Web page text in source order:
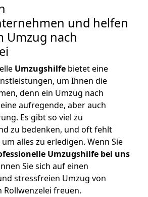
und helfen
Umzug nach
Umzugshilfe bietet eine
um Ihnen die
denn ein Umzug nach
aufregende, aber auch
Es gibt so viel zu
zu bedenken, und oft fehlt
alles zu erledigen. Wenn Sie
Umzugshilfe bei uns
Sie sich auf einen
stressfreien Umzug von
Rollwenzelei freuen.